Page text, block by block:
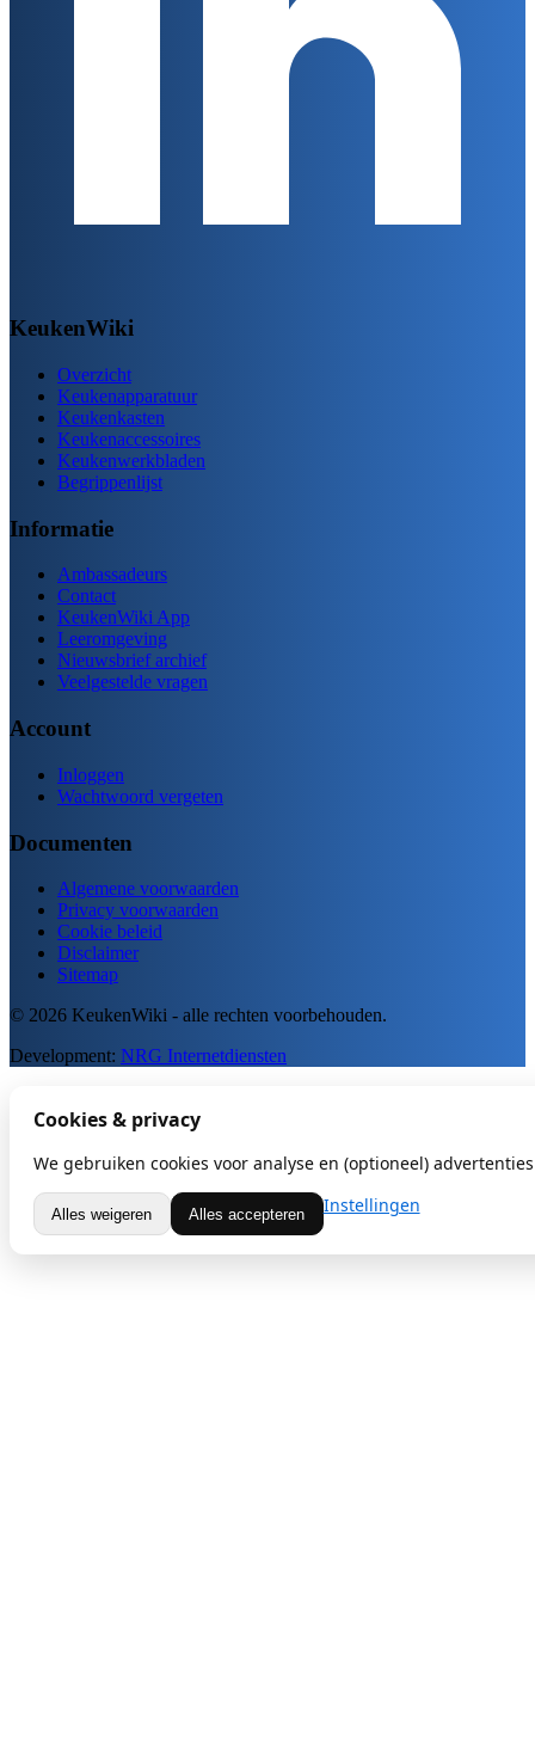
KeukenWiki
Overzicht
Keukenapparatuur
Keukenkasten
Keukenaccessoires
Keukenwerkbladen
Begrippenlijst
Informatie
Ambassadeurs
Contact
KeukenWiki App
Leeromgeving
Nieuwsbrief archief
Veelgestelde vragen
Account
Inloggen
Wachtwoord vergeten
Documenten
Algemene voorwaarden
Privacy voorwaarden
Cookie beleid
Disclaimer
Sitemap
© 2026 KeukenWiki - alle rechten voorbehouden.
Development: NRG Internetdiensten
Cookies & privacy
We gebruiken cookies voor analyse en (optioneel)
Alles weigeren Alles accepteren Instellingen